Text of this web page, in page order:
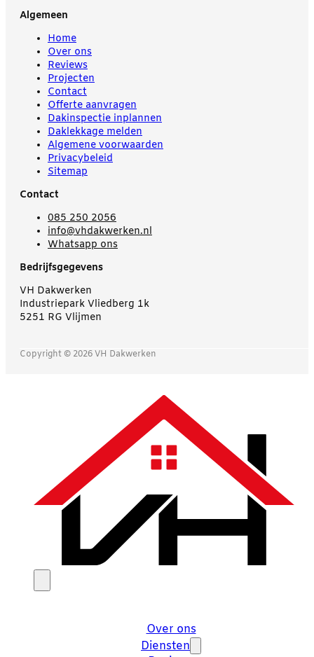
Algemeen
Home
Over ons
Reviews
Projecten
Contact
Offerte aanvragen
Dakinspectie inplannen
Daklekkage melden
Algemene voorwaarden
Privacybeleid
Sitemap
Contact
085 250 2056
info@vhdakwerken.nl
Whatsapp ons
Bedrijfsgegevens
VH Dakwerken
Industriepark Vliedberg 1k
5251 RG Vlijmen
Copyright © 2026 VH Dakwerken
Over ons
Diensten